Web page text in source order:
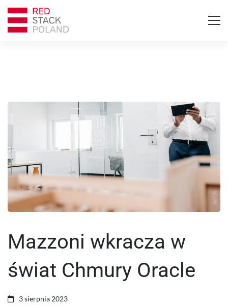
Mazzoni
wkracza
w
świat
Chmury
Oracle
Mazzoni wkracza w
świat Chmury Oracle
3 sierpnia 2023